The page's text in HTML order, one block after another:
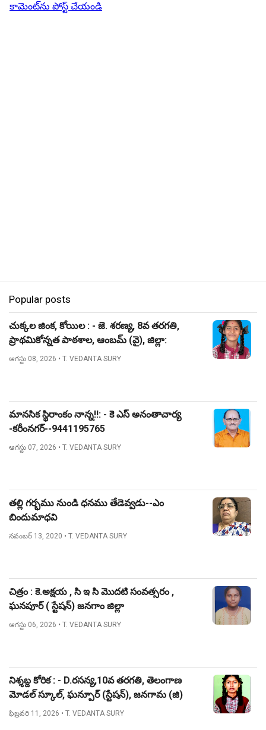
కామెంట్‌ను పోస్ట్ చేయండి
Popular posts
చుక్కల జింక, కోయిల : - జె. శరణ్య, 8వ తరగతి,
ప్రాథమికోన్నత పాఠశాల, ఆంబమ్ (వై), జిల్లా:
నిజామాబాద్.
ఆగస్టు 08, 2026 • T. VEDANTA SURY
మానసిక స్థిరాంకం నాన్న!!: - కె ఎస్ అనంతాచార్య
-కరీంనగర్--9441195765
ఆగస్టు 07, 2026 • T. VEDANTA SURY
తల్లి గర్భము నుండి ధనము తేడెవ్వడు--ఎం
బిందుమాధవి
నవంబర్ 13, 2020 • T. VEDANTA SURY
చిత్రం : కె.అక్షయ , సి ఇ సి మొదటి సంవత్సరం ,
ఘనపూర్ ( స్టేషన్) జనగాం జిల్లా
ఆగస్టు 06, 2026 • T. VEDANTA SURY
నిశ్శబ్ద కోరిక : - D.రసన్య,10వ తరగతి, తెలంగాణ
మోడల్ స్కూల్, ఘన్పూర్ (స్టేషన్), జనగామ (జి)
ఫిబ్రవరి 11, 2026 • T. VEDANTA SURY